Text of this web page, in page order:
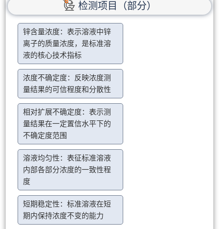
检测项目（部分）
锌含量浓度：表示溶液中锌
离子的质量浓度，是标准溶
液的核心技术指标
浓度不确定度：反映浓度测
量结果的可信程度和分散性
相对扩展不确定度：表示测
量结果在一定置信水平下的
不确定度范围
溶液均匀性：表征标准溶液
内部各部分浓度的一致性程
度
短期稳定性：标准溶液在短
期内保持浓度不变的能力